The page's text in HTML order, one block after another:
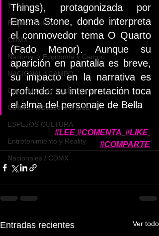
Turismo
Emprendedores
CDMX
Nacional > Economía y Campo
NACIONAL / CAMPO
Cine / Marvel / Spider Man
Cultura /Tabasco /Portada
ESPEJOS CULTURA
Entretenimiento y Reality
Nacionales / CDMX
Things), protagonizada por
Emma Stone, donde interpreta
el conmovedor tema O Quarto
(Fado Menor). Aunque su
aparición en pantalla es breve,
su impacto en la narrativa es
profundo: su interpretación toca
el alma del personaje de Bella
#LEE #COMENTA #LIKE
#COMPARTE
Entradas recientes Ver todo